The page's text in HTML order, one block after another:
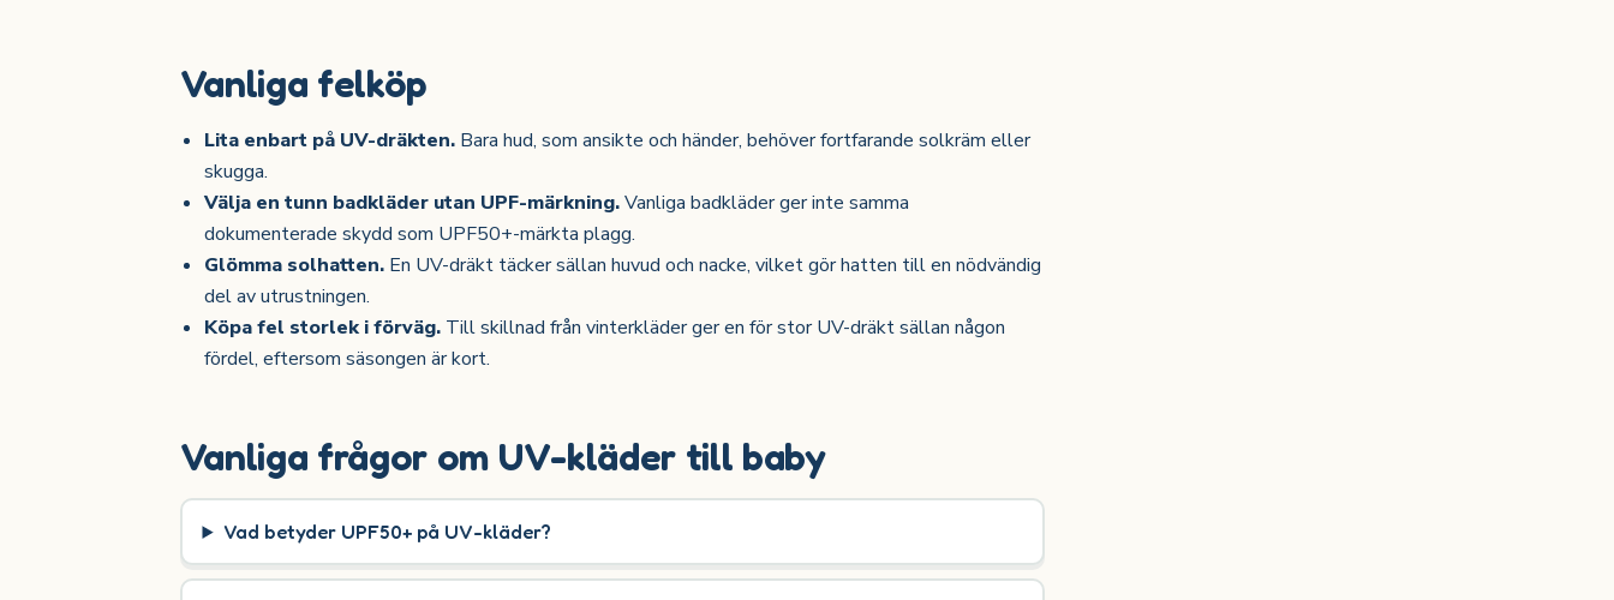
Vanliga felköp
Lita enbart på UV-dräkten. Bara hud, som ansikte och händer, behöver fortfarande solkräm eller
skugga.
Välja en tunn badkläder utan UPF-märkning.Vanliga badkläder ger inte samma
dokumenterade skydd som UPF50+-märkta plagg.
Glömma solhatten. En UV-dräkt täcker sällan huvud och nacke, vilket gör hatten till en nödvändig
del av utrustningen.
Köpa fel storlek i förväg. Till skillnad från vinterkläder ger en för stor UV-dräkt sällan någon
fördel, eftersom säsongen är kort.
Vanliga frågor om UV-kläder till baby
Vad betyder UPF50+ på UV-kläder?